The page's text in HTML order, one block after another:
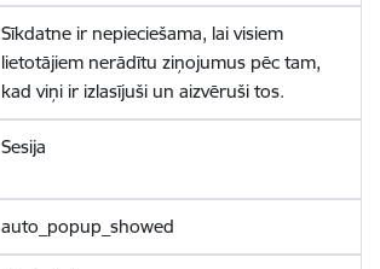
Sīkdatne ir nepieciešama, lai visiem
lietotājiem nerādītu ziņojumus pēc tam,
kad viņi ir izlasījuši un aizvēruši tos.
Sesija
auto_popup_showed